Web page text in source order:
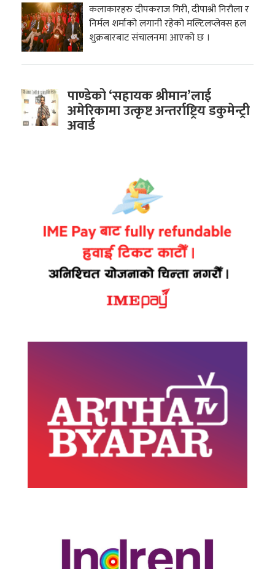
कलाकारहरु दीपकराज गिरी, दीपाश्री निरौला र
निर्मल शर्माको लगानी रहेको मल्टिलप्लेक्स हल
शुक्रबारबाट संचालनमा आएको छ ।
पाण्डेको ‘सहायक श्रीमान’लाई
अमेरिकामा उत्कृष्ट अन्तर्राष्ट्रिय डकुमेन्ट्री
अवार्ड